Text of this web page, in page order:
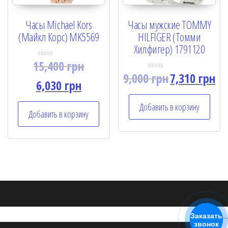
Часы Michael Kors
(Майкл Корс) MK5569
R
a
t
e
d
0
o
u
t
f
15,400грн
6,030грн
Добавить в корзину
Часы мужские TOMMY
HILFIGER (Томми
Хилфигер) 1791120
R
d
o
u
9,000грн7,310 грн
Добавить в корзину
Заказать
звонок